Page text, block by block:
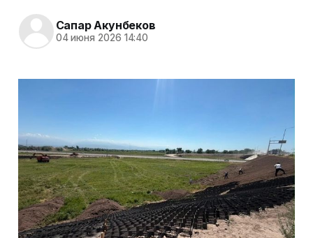
Сапар Акунбеков
04 июня 2026 14:40